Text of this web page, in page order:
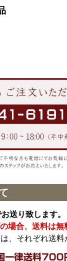
送り致します。
場合、送料は無
、それぞれ送料